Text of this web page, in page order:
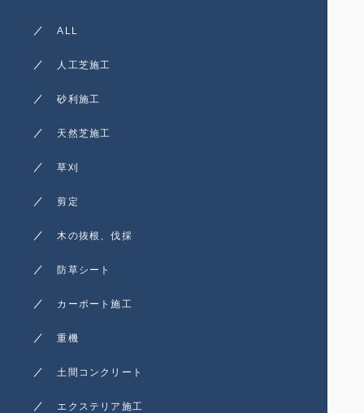
ALL
人工芝施工
砂利施工
天然芝施工
草刈
剪定
木の抜根、伐採
防草シート
カーポート施工
重機
土間コンクリート
エクステリア施工